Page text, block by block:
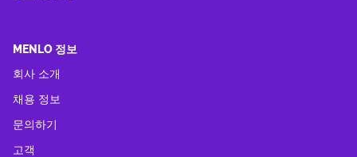
MENLO 정보
회사 소개
채용 정보
문의하기
고객